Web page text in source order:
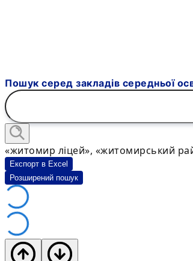
Пошук серед закладів середньої
«житомир ліцей», «житомирський
Експорт в Excel
Розширений пошук